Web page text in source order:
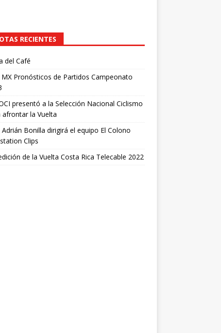
RECIENTES
del Café
MX Pronósticos de Partidos Campeonato
presentó a la Selección Nacional Ciclismo
afrontar la Vuelta
Adrián Bonilla dirigirá el equipo El Colono
Clips
de la Vuelta Costa Rica Telecable 2022